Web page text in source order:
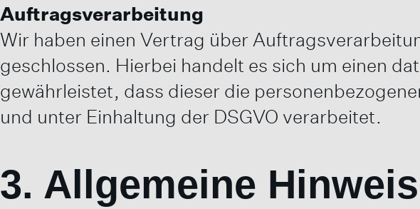
Auftragsverarbeitung
Wir haben einen Vertrag über
geschlossen. Hierbei handelt es sich um einen
gewährleistet, dass dieser die
und unter Einhaltung der DSGVO verarbeitet.
3. Allgemeine